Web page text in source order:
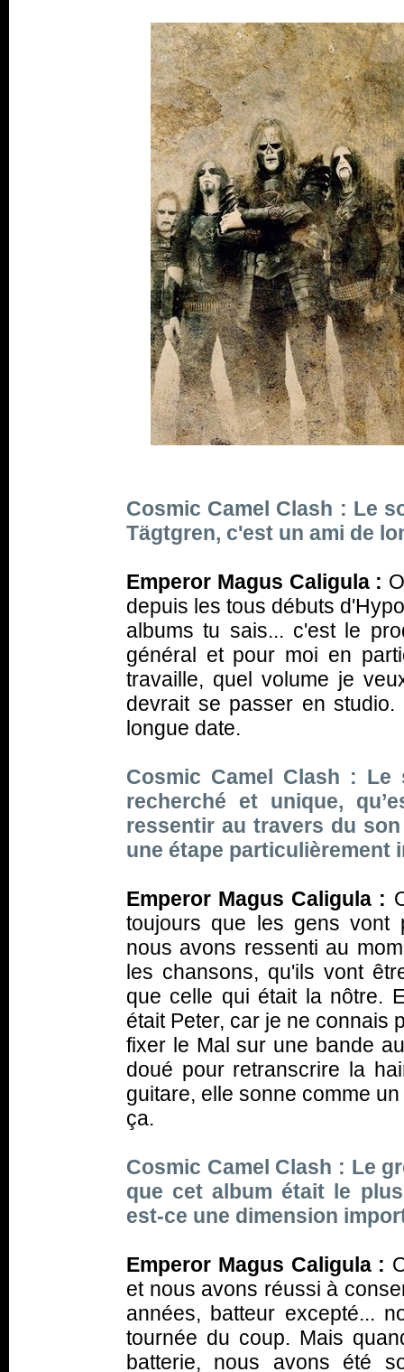
Cosmic Camel Clash : Le
Tägtgren, c'est un ami de
Emperor Magus Caligula :
depuis les tous débuts
albums tu sais... c'est le
général et pour moi en
travaille, quel volume je
devrait se passer en
longue date.
Cosmic Camel Clash :
recherché et unique,
ressentir au travers du
une étape particulièrement
Emperor Magus Caligula :
toujours que les gens vont
nous avons ressenti au
les chansons, qu'ils vont
que celle qui était la nôtre.
était Peter, car je ne connais
fixer le Mal sur une bande
doué pour retranscrire la
guitare, elle sonne comme
ça.
Cosmic Camel Clash : Le
que cet album était le
est-ce une dimension
Emperor Magus Caligula :
et nous avons réussi à
années, batteur excepté...
tournée du coup. Mais
batterie, nous avons été